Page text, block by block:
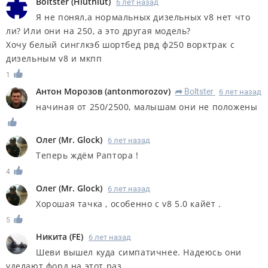
6 лет назад
Я не понял,а нормальных дизельных v8 нет что
ли? Или они на 250, а это другая модель?
Хочу белый синглкэб шортбед рвд ф250 ворктрак с
дизельным v8 и мкпп
1
Антон Морозов (antonmorozov) R Boltster 6 лет назад
начиная от 250/2500, малышам они не положены
Олег (Mr. Glock) 6 лет назад
Теперь ждём Раптора !
4
Олег (Mr. Glock) 6 лет назад
Хорошая тачка , особенно с v8 5.0 кайёт .
5
Никита (FE) 6 лет назад
Шеви вышел куда симпатичнее. Надеюсь они
уделают форд на этот раз.